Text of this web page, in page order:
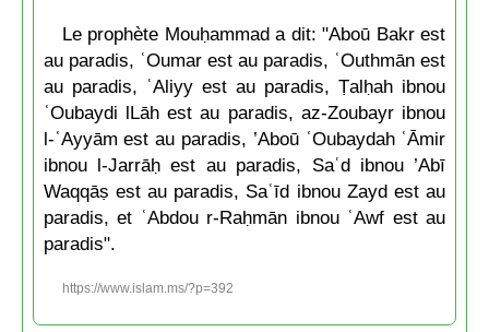
Le prophète Mouḥammad a dit: "Aboū Bakr est
au paradis, ʿOumar est au paradis, ʿOuthmān est
au paradis, ʿAliyy est au paradis, Ṭalḥah ibnou
ʿOubaydi lLāh est au paradis, az-Zoubayr ibnou
l-ʿAyyām est au paradis, ’Aboū ʿOubaydah ʿĀmir
ibnou l-Jarrāḥ est au paradis, Saʿd ibnou ’Abī
Waqqāṣ est au paradis, Saʿīd ibnou Zayd est au
paradis, et ʿAbdou r-Raḥmān ibnou ʿAwf est au
paradis".
https://www.islam.ms/?p=392